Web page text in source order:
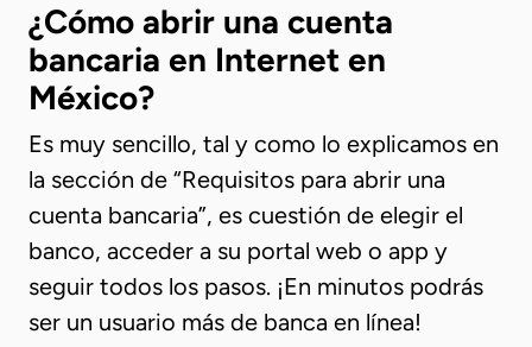
¿Cómo abrir una cuenta
bancaria en Internet en
México?
Es muy sencillo, tal y como lo explicamos en
la sección de “Requisitos para abrir una
cuenta bancaria”, es cuestión de elegir el
banco, acceder a su portal web o app y
seguir todos los pasos. ¡En minutos podrás
ser un usuario más de banca en línea!